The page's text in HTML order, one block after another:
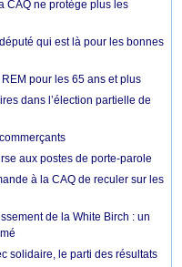
CAQ ne protège plus les
qui est là pour les bonnes
pour les 65 ans et plus
dans l’élection partielle de
aux postes de porte-parole
à la CAQ de reculer sur les
de la White Birch : un
solidaire, le parti des résultats